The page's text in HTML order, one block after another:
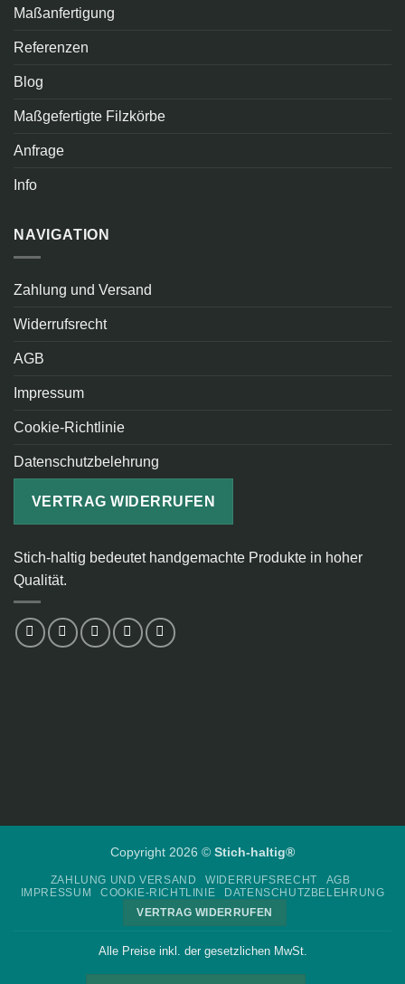
Maßanfertigung
Referenzen
Blog
Maßgefertigte Filzkörbe
Anfrage
Info
NAVIGATION
Zahlung und Versand
Widerrufsrecht
AGB
Impressum
Cookie-Richtlinie
Datenschutzbelehrung
VERTRAG WIDERRUFEN
Stich-haltig bedeutet handgemachte Produkte in hoher
Qualität.
Copyright 2026 © Stich-haltig®
ZAHLUNG UND VERSAND WIDERRUFSRECHT
AGB
IMPRESSUM
COOKIE-RICHTLINIE
DATENSCHUTZBELEHRUNG
VERTRAG WIDERRUFEN
Alle Preise inkl. der gesetzlichen MwSt.